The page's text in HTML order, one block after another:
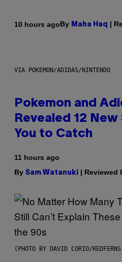
10 hours agoBy Maha Haq |
VIA POKEMON/ADIDAS/NINTENDO
Pokemon and
Revealed 12 New
You to Catch
11 hours ago
By Sam Watanuki | Reviewed
(PHOTO BY DAVID CORIO/